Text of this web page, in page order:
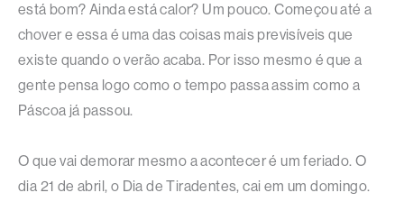
está bom? Ainda está calor? Um pouco. Começou até a
chover e essa é uma das coisas mais previsíveis que
existe quando o verão acaba. Por isso mesmo é que a
gente pensa logo como o tempo passa assim como a
Páscoa já passou.
O que vai demorar mesmo a acontecer é um feriado. O
dia 21 de abril, o Dia de Tiradentes, cai em um domingo.